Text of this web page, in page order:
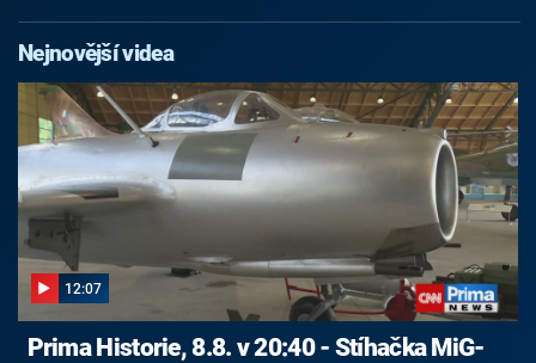
Nejnovější videa
12:07
Prima Historie, 8.8. v 20:40 - Stíhačka MiG-